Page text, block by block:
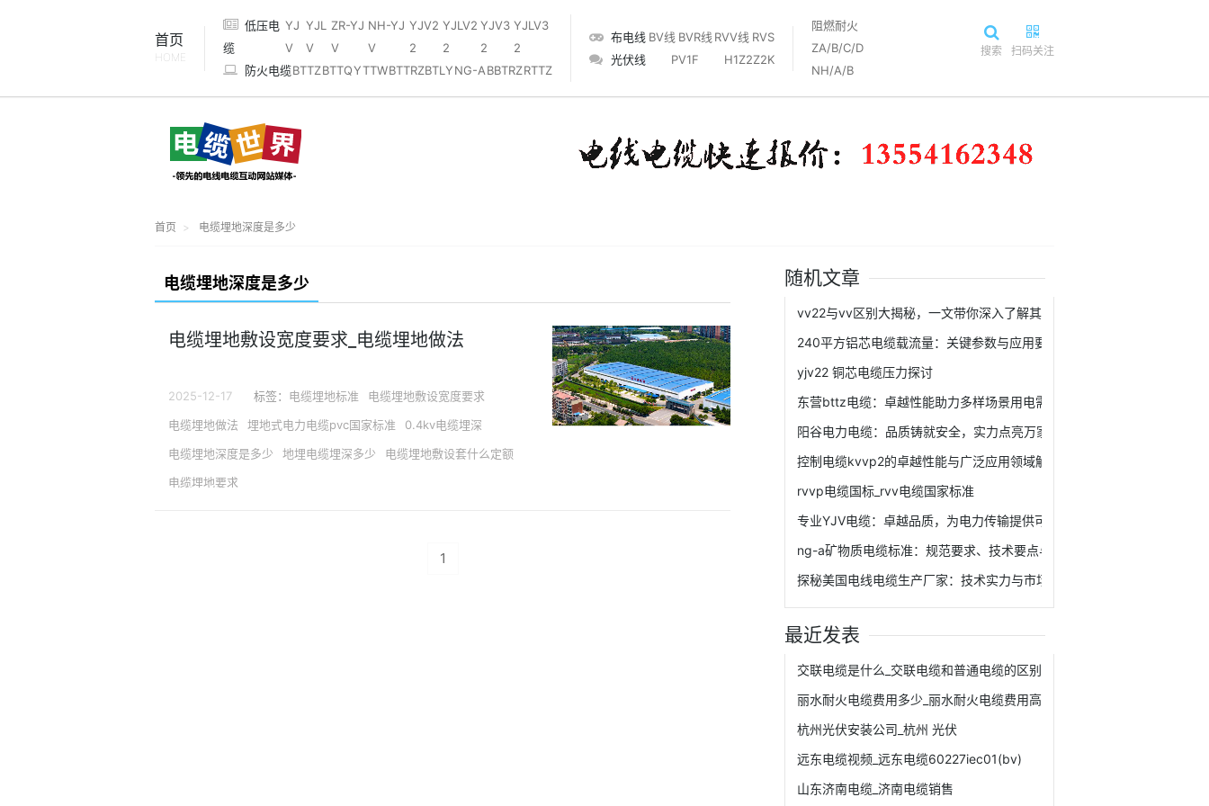
首页
HOME
低压电
缆
YJ
V
YJL
V
ZR-YJ
V
NH-YJ
V
YJV2
2
YJLV2
2
YJV3
2
YJLV3
2
防火电缆BTTZBTTQYTTWBTTRZBTLYNG-ABBTRZRTTZ
布电线 BV线 BVR线 RVV线 RVS
光伏线
PV1F ‌H1Z2Z2K‌
阻燃耐火
ZA/B/C/D
NH/A/B
搜索 扫码关注
首页 电缆埋地深度是多少
电缆埋地深度是多少
电缆埋地敷设宽度要求_电缆埋地做法
2025-12-17 标签： 电缆埋地标准
电缆埋地敷设宽度要求
电缆埋地做法
埋地式电力电缆pvc国家标准
0.4kv电缆埋深
电缆埋地深度是多少
地埋电缆埋深多少
电缆埋地敷设套什么定额
电缆埋地要求
1
随机文章
vv22与vv区别大揭秘，一文带你深入了解其中差异
240平方铝芯电缆载流量：关键参数与应用要点全解析
yjv22 铜芯电缆压力探讨
东营bttz电缆：卓越性能助力多样场景用电需求
阳谷电力电缆：品质铸就安全，实力点亮万家灯火
控制电缆kvvp2的卓越性能与广泛应用领域解析
rvvp电缆国标_rvv电缆国家标准
专业YJV电缆：卓越品质，为电力传输提供可靠保障
ng-a矿物质电缆标准：规范要求、技术要点与应用准则全解析
探秘美国电线电缆生产厂家：技术实力与市场影响力解析
最近发表
交联电缆是什么_交联电缆和普通电缆的区别
丽水耐火电缆费用多少_丽水耐火电缆费用高吗
杭州光伏安装公司_杭州 光伏
远东电缆视频_远东电缆60227iec01(bv)
山东济南电缆_济南电缆销售